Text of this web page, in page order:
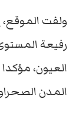
ولفت
رفيعة
العيون،
المدن